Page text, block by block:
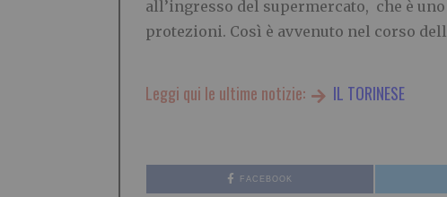
all’ingresso del supermercato, che è
protezioni. Così è avvenuto nel corso
Leggi qui le ultime notizie: IL TORINESE
FACEBOOK